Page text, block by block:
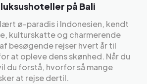
på Bali
ø-paradis i Indonesien, kendt
kulturskatte og charmerende
besøgende rejser hvert år til
at opleve dens skønhed. Når du
du forstå, hvorfor så mange
at rejse dertil.